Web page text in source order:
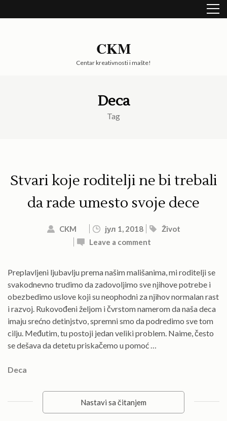
to
CKM
Centar kreativnosti i mašte!
Deca
Tag
Stvari koje roditelji ne bi trebali
da rade umesto svoje dece
CKM јул 1, 2018
Život
Leave a comment
Preplavljeni ljubavlju prema našim mališanima, mi roditelji se
svakodnevno trudimo da zadovoljimo sve njihove potrebe i
obezbedimo uslove koji su neophodni za njihov normalan rast
i razvoj. Rukovođeni željom i čvrstom namerom da naša deca
imaju srećno detinjstvo, spremni smo da podredimo sve tom
cilju. Međutim, tu postoji jedan veliki problem. Naime, često
se dešava da detetu priskačemo u pomoć …
Deca
Nastavi sa čitanjem